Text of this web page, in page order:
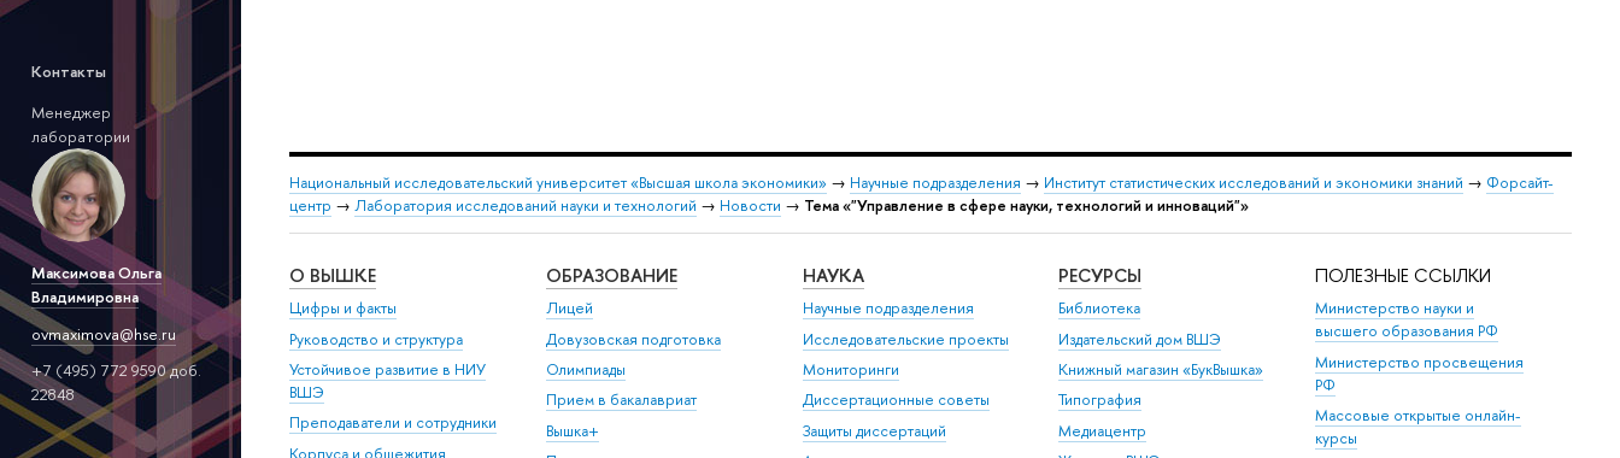
Контакты
Менеджер
лаборатории
Максимова Ольга
Владимировна
ovmaximova@hse.ru
+7 (495) 772 9590 доб.
22848
Национальный исследовательский университет «Высшая школа экономики» → Научные подразделения → Институт статистических исследований и экономики знаний → Форсайт-
центр → Лаборатория исследований науки и технологий → Новости → Тема «"Управление в сфере науки, технологий и инноваций"»
О ВЫШКЕ
Цифры и факты
Руководство и структура
Устойчивое развитие в НИУ
ВШЭ
Преподаватели и сотрудники
Корпуса и общежития
ОБРАЗОВАНИЕ
Лицей
Довузовская подготовка
Олимпиады
Прием в бакалавриат
Вышка+
НАУКА
Научные подразделения
Исследовательские проекты
Мониторинги
Диссертационные советы
Защиты диссертаций
РЕСУРСЫ
Библиотека
Издательский дом ВШЭ
Книжный магазин «БукВышка»
Типография
Медиацентр
ПОЛЕЗНЫЕ ССЫЛКИ
Министерство науки и
высшего образования РФ
Министерство просвещения
РФ
Массовые открытые онлайн-
курсы